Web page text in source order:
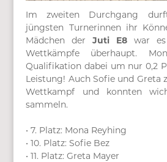
Im zweiten Durchgang
jüngsten Turnerinnen ihr
Mädchen derJuti E8 war
Wettkämpfe überhaupt.
Qualifikation dabei um nur 0,2
Leistung! Auch Sofie und Greta
Wettkampf und konnten
sammeln.
• 7. Platz: Mona Reyhing
• 10. Platz: Sofie Bez
• 11. Platz: Greta Mayer